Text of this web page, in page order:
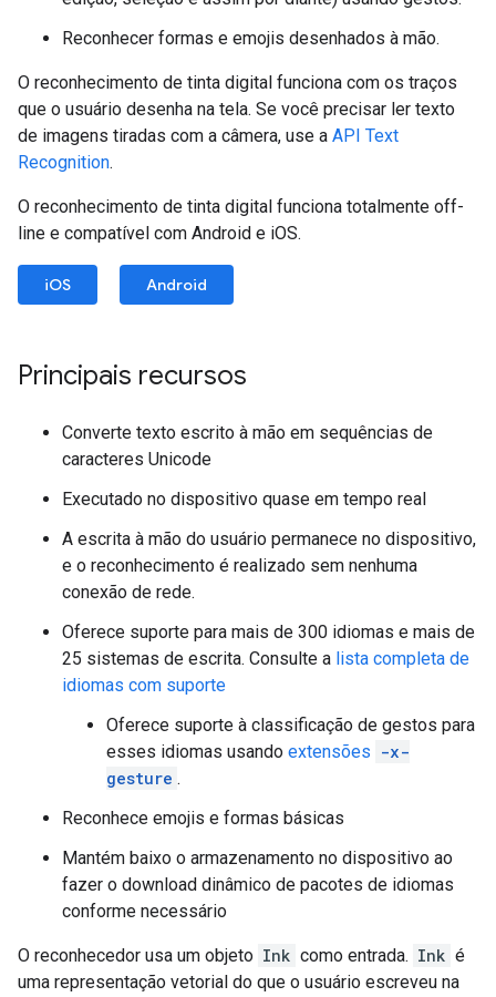
Reconhecer formas e emojis desenhados à mão.
O reconhecimento de tinta digital funciona com os traços
que o usuário desenha na tela. Se você precisar ler texto
de imagens tiradas com a câmera, use a API Text
Recognition.
O reconhecimento de tinta digital funciona totalmente off-
line e compatível com Android e iOS.
iOS Android
Principais recursos
Converte texto escrito à mão em sequências de
caracteres Unicode
Executado no dispositivo quase em tempo real
A escrita à mão do usuário permanece no dispositivo,
e o reconhecimento é realizado sem nenhuma
conexão de rede.
Oferece suporte para mais de 300 idiomas e mais de
25 sistemas de escrita. Consulte a lista completa de
idiomas com suporte
Oferece suporte à classificação de gestos para
esses idiomas usando extensões -x-
gesture .
Reconhece emojis e formas básicas
Mantém baixo o armazenamento no dispositivo ao
fazer o download dinâmico de pacotes de idiomas
conforme necessário
O reconhecedor usa um objeto Ink como entrada. Ink é
uma representação vetorial do que o usuário escreveu na